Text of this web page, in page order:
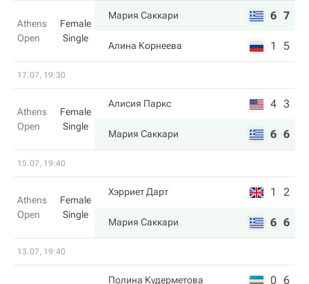
Athens
Open
Female
Single
Мария Саккари 6 7
Алина Корнеева 1 5
17.07, 19:30
Athens
Open
Female
Single
Алисия Паркс 4 3
Мария Саккари 6 6
15.07, 19:40
Athens
Open
Female
Single
Хэрриет Дарт 1 2
Мария Саккари 6 6
13.07, 19:40
Полина Кудерметова 0 6